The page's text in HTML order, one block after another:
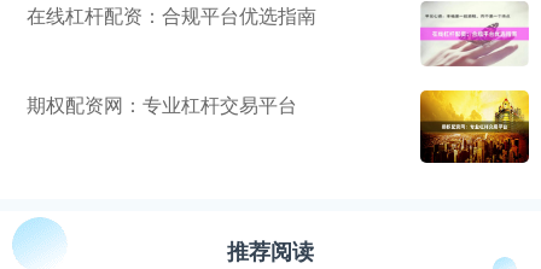
在线杠杆配资：合规平台优选指南
期权配资网：专业杠杆交易平台
推荐阅读